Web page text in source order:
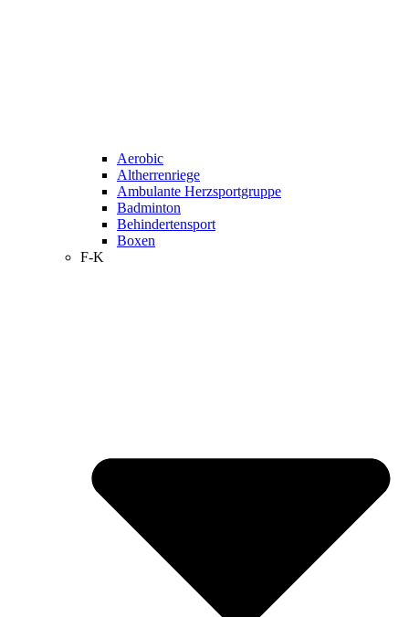
Aerobic
Altherrenriege
Ambulante Herzsportgruppe
Badminton
Behindertensport
Boxen
F-K